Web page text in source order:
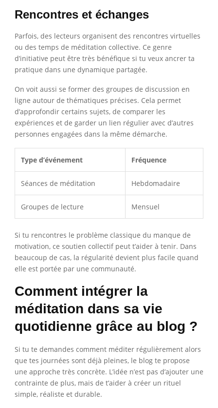
Rencontres et échanges
Parfois, des lecteurs organisent des rencontres virtuelles
ou des temps de méditation collective. Ce genre
d’initiative peut être très bénéfique si tu veux ancrer ta
pratique dans une dynamique partagée.
On voit aussi se former des groupes de discussion en
ligne autour de thématiques précises. Cela permet
d’approfondir certains sujets, de comparer les
expériences et de garder un lien régulier avec d’autres
personnes engagées dans la même démarche.
Type d’événement Fréquence
Séances de méditation Hebdomadaire
Groupes de lecture Mensuel
Si tu rencontres le problème classique du manque de
motivation, ce soutien collectif peut t’aider à tenir. Dans
beaucoup de cas, la régularité devient plus facile quand
elle est portée par une communauté.
Comment intégrer la
méditation dans sa vie
quotidienne grâce au blog ?
Si tu te demandes comment méditer régulièrement alors
que tes journées sont déjà pleines, le blog te propose
une approche très concrète. L’idée n’est pas d’ajouter une
contrainte de plus, mais de t’aider à créer un rituel
simple, réaliste et durable.